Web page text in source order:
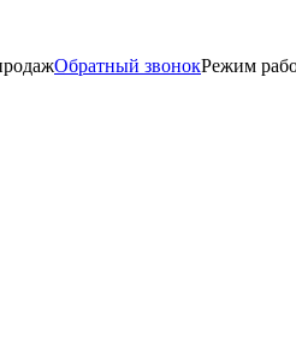
Обратный звонокРежим